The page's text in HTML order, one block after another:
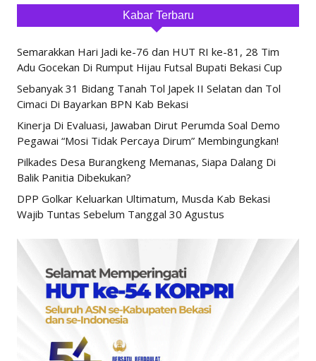
Kabar Terbaru
Semarakkan Hari Jadi ke-76 dan HUT RI ke-81, 28 Tim
Adu Gocekan Di Rumput Hijau Futsal Bupati Bekasi Cup
Sebanyak 31 Bidang Tanah Tol Japek II Selatan dan Tol
Cimaci Di Bayarkan BPN Kab Bekasi
Kinerja Di Evaluasi, Jawaban Dirut Perumda Soal Demo
Pegawai “Mosi Tidak Percaya Dirum” Membingungkan!
Pilkades Desa Burangkeng Memanas, Siapa Dalang Di
Balik Panitia Dibekukan?
DPP Golkar Keluarkan Ultimatum, Musda Kab Bekasi
Wajib Tuntas Sebelum Tanggal 30 Agustus